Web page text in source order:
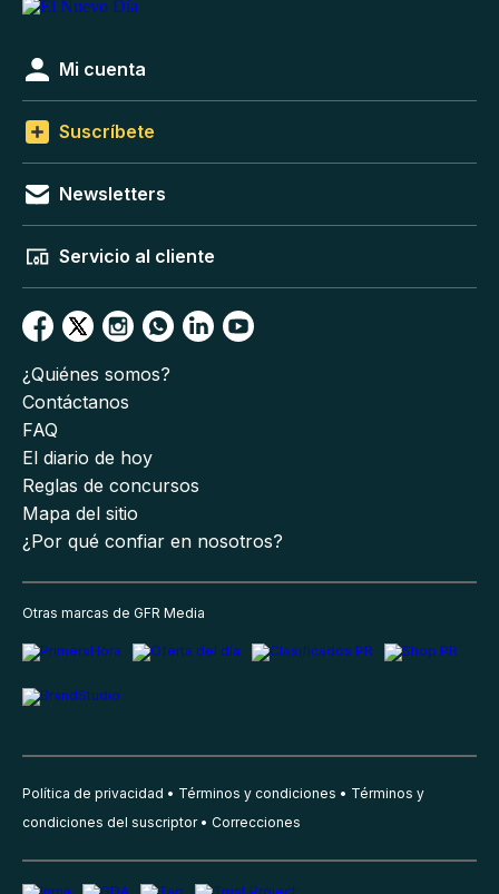
Mi cuenta
Suscríbete
Newsletters
Servicio al cliente
¿Quiénes somos?
Contáctanos
FAQ
El diario de hoy
Reglas de concursos
Mapa del sitio
¿Por qué confiar en nosotros?
Otras marcas de GFR Media
Política de privacidad Términos y condiciones
Términos y
condiciones del suscriptor
Correcciones